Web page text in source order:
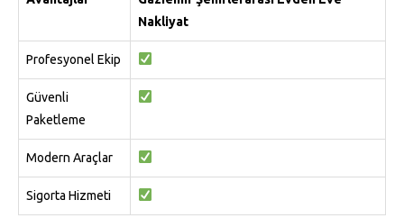
Nakliyat
Profesyonel Ekip
Güvenli
Paketleme
Modern Araçlar
Sigorta Hizmeti